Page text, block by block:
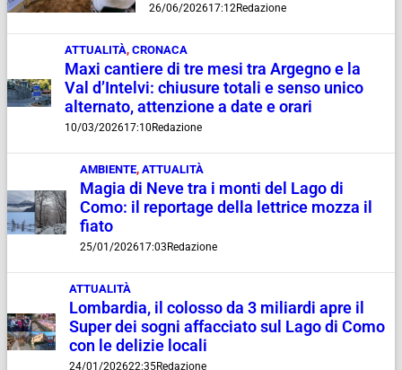
26/06/202617:12Redazione
ATTUALITÀ, CRONACA
Maxi cantiere di tre mesi tra Argegno e la
Val d’Intelvi: chiusure totali e senso unico
alternato, attenzione a date e orari
10/03/202617:10Redazione
AMBIENTE,ATTUALITÀ
Magia di Neve tra i monti del Lago di
Como: il reportage della lettrice mozza il
fiato
25/01/202617:03Redazione
ATTUALITÀ
Lombardia, il colosso da 3 miliardi apre il
Super dei sogni affacciato sul Lago di Como
con le delizie locali
24/01/202622:35Redazione